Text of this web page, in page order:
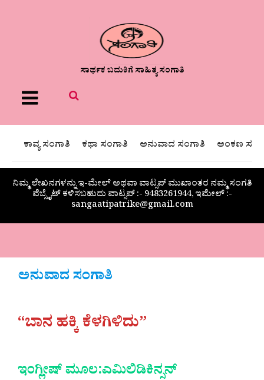
ಸಾರ್ಥಕ ಬದುಕಿಗೆ ಸಾಹಿತ್ಯ ಸಂಗಾತಿ
Menu
ಕಾವ್ಯ ಸಂಗಾತಿ ಕಥಾ ಸಂಗಾತಿ ಅನುವಾದ ಸಂಗಾತಿ ಅಂಕಣ
ನಿಮ್ಮ ಲೇಖನಗಳನ್ನು ಇ-ಮೇಲ್ ಅಥವಾ ವಾಟ್ಸಪ್ ಮುಖಾಂತರ ನಮ್ಮ ಸಂಗತಿ
ವೆಬ್ಸೈಟ್ ಕಳಿಸಬಹುದು ವಾಟ್ಸಪ್‌ :- 9483261944, ಇಮೇಲ್ :-
sangaatipatrike@gmail.com
ಅನುವಾದ ಸಂಗಾತಿ
“ಬಾನ ಹಕ್ಕಿ ಕೆಳಗಿಳಿದು”
ಇಂಗ್ಲೀಷ್ಮೂಲ:ಎಮಿಲಿಡಿಕಿನ್ಸನ್